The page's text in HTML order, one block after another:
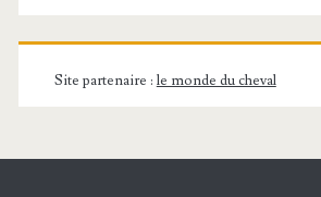
Site partenaire : le monde du cheval